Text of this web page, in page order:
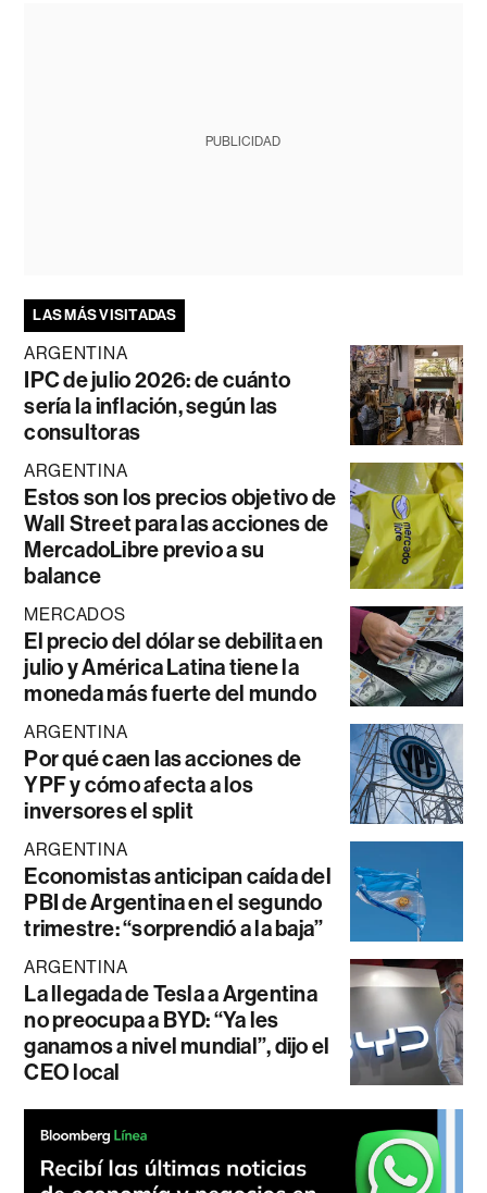
PUBLICIDAD
LAS MÁS VISITADAS
ARGENTINA
IPC de julio 2026: de cuánto
sería la inflación, según las
consultoras
ARGENTINA
Estos son los precios objetivo de
Wall Street para las acciones de
MercadoLibre previo a su
balance
MERCADOS
El precio del dólar se debilita en
julio y América Latina tiene la
moneda más fuerte del mundo
ARGENTINA
Por qué caen las acciones de
YPF y cómo afecta a los
inversores el split
ARGENTINA
Economistas anticipan caída del
PBI de Argentina en el segundo
trimestre: “sorprendió a la baja”
ARGENTINA
La llegada de Tesla a Argentina
no preocupa a BYD: “Ya les
ganamos a nivel mundial”, dijo el
CEO local